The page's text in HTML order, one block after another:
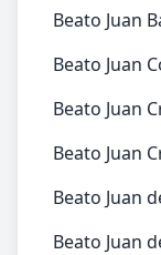
Beato Juan
Beato Juan
Beato Juan
Beato Juan
Beato Juan
Beato Juan